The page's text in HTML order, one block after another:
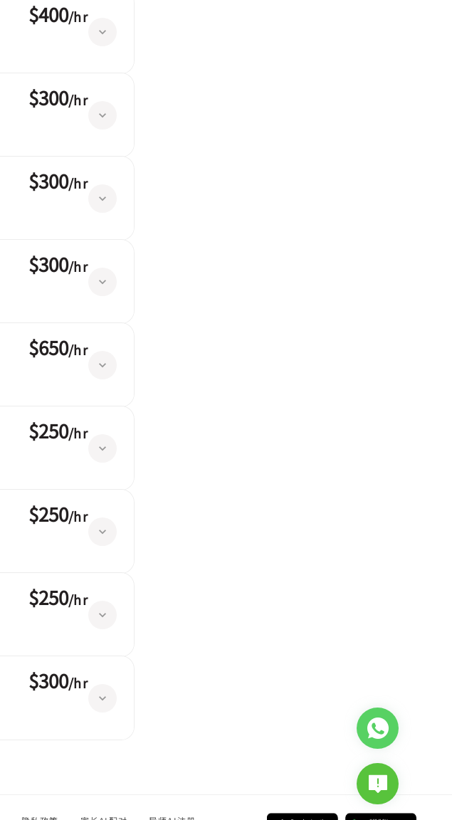
$400/hr
$300/hr
$300/hr
$300/hr
$650/hr
$250/hr
$250/hr
$250/hr
$300/hr